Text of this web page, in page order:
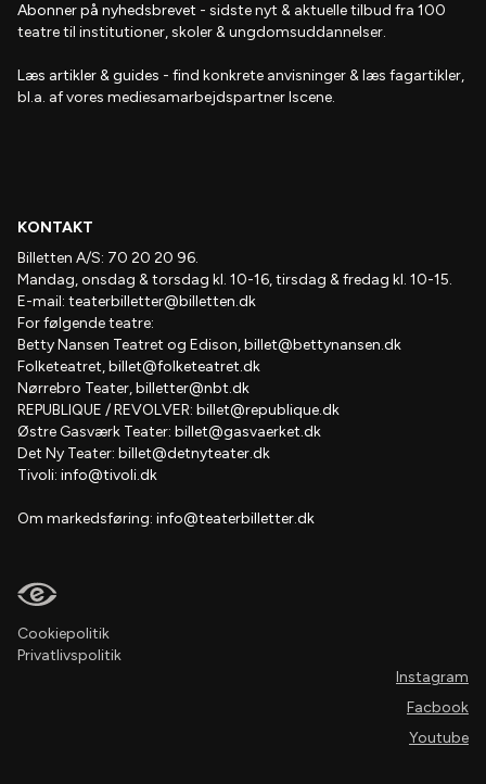
Abonner på nyhedsbrevet - sidste nyt & aktuelle tilbud fra 100
teatre til institutioner, skoler & ungdomsuddannelser.
Læs artikler & guides - find konkrete anvisninger & læs fagartikler,
bl.a. af vores mediesamarbejdspartner Iscene.
KONTAKT
Billetten A/S: 70 20 20 96.
Mandag, onsdag & torsdag kl. 10-16, tirsdag & fredag kl. 10-15.
E-mail: teaterbilletter@billetten.dk
For følgende teatre:
Betty Nansen Teatret og Edison,billet@bettynansen.dk
Folketeatret,billet@folketeatret.dk
Nørrebro Teater,billetter@nbt.dk
REPUBLIQUE / REVOLVER: billet@republique.dk
Østre Gasværk Teater: billet@gasvaerket.dk
Det Ny Teater: billet@detnyteater.dk
Tivoli: info@tivoli.dk
Om markedsføring: info@teaterbilletter.dk
Cookiepolitik
Privatlivspolitik
Instagram
Facbook
Youtube